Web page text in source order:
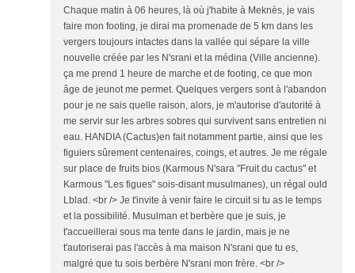
Chaque matin à 06 heures, là où j'habite à Meknès, je vais
faire mon footing, je dirai ma promenade de 5 km dans les
vergers toujours intactes dans la vallée qui sépare la ville
nouvelle créée par les N'srani et la médina (Ville ancienne).
ça me prend 1 heure de marche et de footing, ce que mon
âge de jeunot me permet. Quelques vergers sont à l'abandon
pour je ne sais quelle raison, alors, je m'autorise d'autorité à
me servir sur les arbres sobres qui survivent sans entretien ni
eau. HANDIA (Cactus)en fait notamment partie, ainsi que les
figuiers sûrement centenaires, coings, et autres. Je me régale
sur place de fruits bios (Karmous N'sara "Fruit du cactus" et
Karmous "Les figues" sois-disant musulmanes), un régal ould
Lblad. <br /> Je t'invite à venir faire le circuit si tu as le temps
et la possibilité. Musulman et berbère que je suis, je
t'accueillerai sous ma tente dans le jardin, mais je ne
t'autoriserai pas l'accès à ma maison N'srani que tu es,
malgré que tu sois berbère N'srani mon frère. <br />